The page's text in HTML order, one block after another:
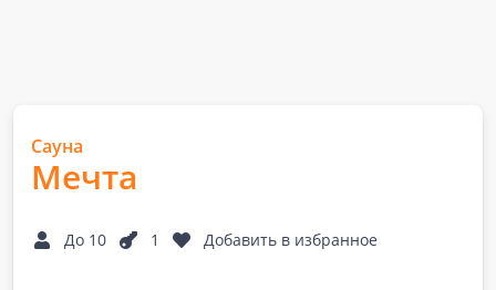
Сауна
Мечта
До 10 1 Добавить в избранное